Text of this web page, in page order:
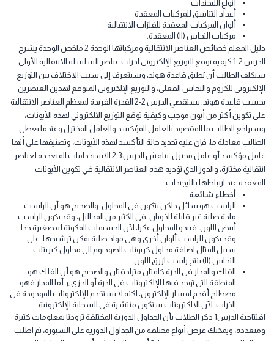
رباعي كلوريد التيتانيوم
استخدام العناصر الانتقالية كعوامل حفازة.
المحولات الحفازة
استخدامات الفناديوم والمنجنيز والتيتانيوم
استخدامات النحاس والحديد
المركبات المعقدة للفلزات الانتقالية
أنواع الليجندات
أعداد التناسق للمركبات المعقدة
ألوان المركبات المعقدة للفلزات الانتقالية
مركبات النحاس (II) المعقدة.
دليل المعلم خصائص العناصر الانتقالية ومركباتها الوحدة 2 ملخص الوحدة يشرح
الدرس 2-1 كيفية توقع التوزيع الإلكتروني لذرات عناصر السلسلة الانتقالية الأولى.
الطالب أن يُطبق قاعدة هوند، وسيتعرف إلى سبب الاختلاف بين التوزيع
للكروم والنحاس الفعلي، والتوزيع الإلكتروني المتوقع لهذين العنصرين
تكوين أكثر من أيون موجب وكيفية توقع التوزيع الإلكتروني لهذه الأيونات،
الطالب ما المقصود بالعامل المؤكسد والعامل المختزل وعندما يعطى
معادلة ما، فإن عليه تحديد حالة التأكسد لهذه الأيونات، وتصنيفها على أنها
عامل مؤكسد أو عامل مختزل. يناقش الدرس 3-2 الاستخدامات المتعددة لعناصر
مختارة، والدور الذي تؤديه هذه العناصر الانتقالية في تكوين الأيونات
عند ارتباطها بالليجندات.
أخطاء شائعة
الراسب هو سائل داكن يتكون في المحلول. والصحيح هو أن الراسب
مادة صلبة غير قابلة للذوبان. في الكثير من المحاليل، وقد يكون الراسب
أبيض اللون، فيبدو المحلول عكرا، لأن الجسيمات المكونة له صغيرة جدا،
وقد يكون للراسب ألوان أخرى وهي مواد صلبة يمكن ترشيحها، على
سبيل المثال اضافة محلول كربونات الصوديوم الى محلول كبريتات